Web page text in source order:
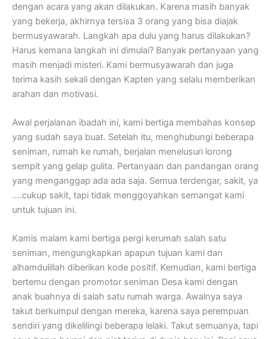
dengan acara yang akan dilakukan. Karena masih banyak
yang bekerja, akhirnya tersisa 3 orang yang bisa diajak
bermusyawarah. Langkah apa dulu yang harus dilakukan?
Harus kemana langkah ini dimulai? Banyak pertanyaan yang
masih menjadi misteri. Kami bermusyawarah dan juga
terima kasih sekali dengan Kapten yang selalu memberikan
arahan dan motivasi.
Awal perjalanan ibadah ini, kami bertiga membahas konsep
yang sudah saya buat. Setelah itu, menghubungi beberapa
seniman, rumah ke rumah, berjalan menelusuri lorong
sempit yang gelap gulita. Pertanyaan dan pandangan orang
yang menganggap ada ada saja. Semua terdengar, sakit, ya
….cukup sakit, tapi tidak menggoyahkan semangat kami
untuk tujuan ini.
Kamis malam kami bertiga pergi kerumah salah satu
seniman, mengungkapkan apapun tujuan kami dan
alhamdulillah diberikan kode positif. Kemudian, kami bertiga
bertemu dengan promotor seniman Desa kami dengan
anak buahnya di salah satu rumah warga. Awalnya saya
takut berkumpul dengan mereka, karena saya perempuan
sendiri yang dikelilingi beberapa lelaki. Takut semuanya, tapi